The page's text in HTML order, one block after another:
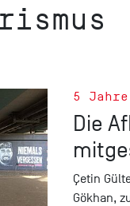
5 Jahre
Die
Çetin
Gökhan,